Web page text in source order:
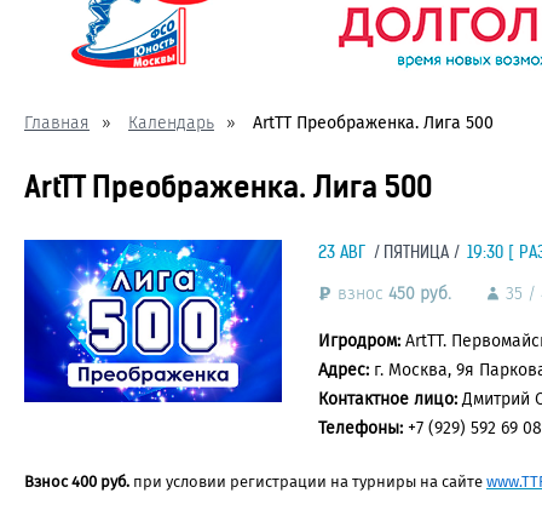
Главная Календарь ArtTT Преображенка. Лига 500
ArtTT Преображенка. Лига 500
23 АВГ ПЯТНИЦА 19:30 [
взнос 450 руб.
35 /
Игродром: ArtTT.
Адрес:г. Москва, 9я
Контактное лицо:Дмитрий
Телефоны:+7 (929) 592 69 08
Взнос 400 руб.при условии регистрации на турниры на сайте